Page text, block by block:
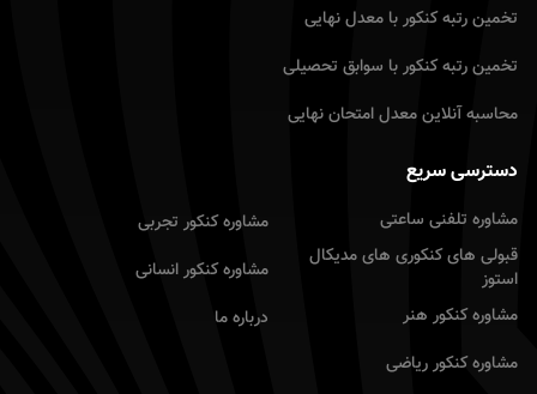
دسترسی سریع
مشاوره تلفنی ساعتی
قبولی های کنکوری های مدیکال
استوز
مشاوره کنکور هنر
مشاوره کنکور ریاضى
مشاوره کنکور تجربى
مشاوره کنکور انسانى
درباره ما
تخمین رتبه کنکور با معدل نهایى
تخمین رتبه کنکور با سوابق تحصیلى
محاسبه آنلاین معدل امتحان نهایى